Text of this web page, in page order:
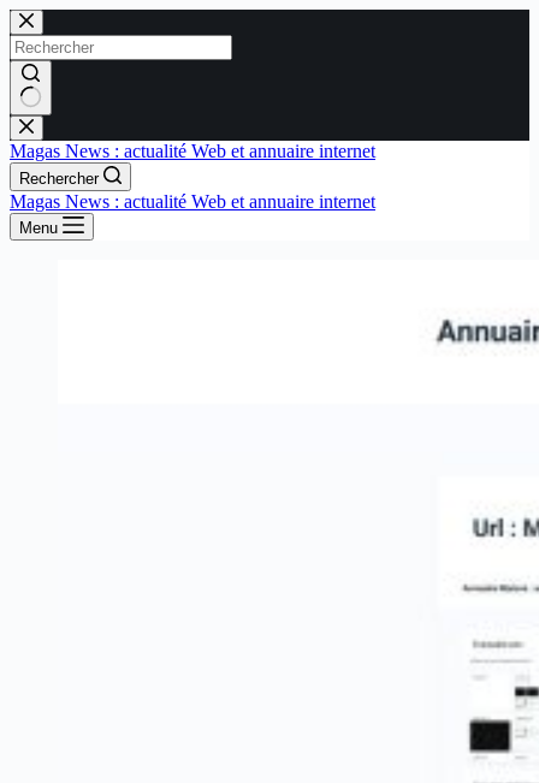
Passer
au
contenu
Aucun
résultat
Magas News : actualité Web et annuaire internet
Rechercher
Magas News : actualité Web et annuaire internet
Menu